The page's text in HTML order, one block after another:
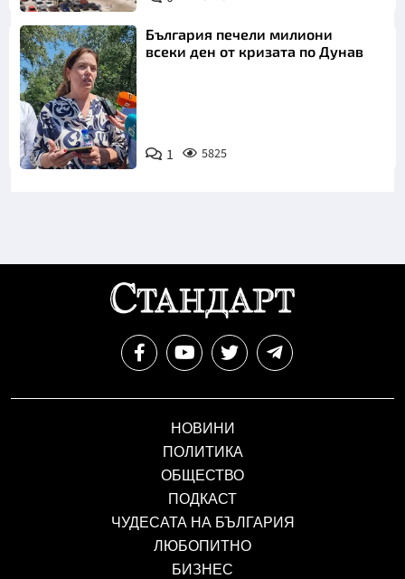
Снимка: БТА
България печели милиони
всеки ден от кризата по Дунав
1 5825
НОВИНИ
ПОЛИТИКА
ОБЩЕСТВО
ПОДКАСТ
ЧУДЕСАТА НА БЪЛГАРИЯ
ЛЮБОПИТНО
БИЗНЕС